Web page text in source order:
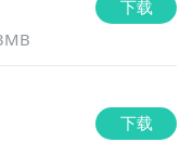
下载
下载